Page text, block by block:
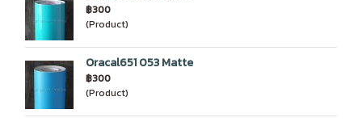
฿300
(Product)
Oracal651 053 Matte
฿300
(Product)